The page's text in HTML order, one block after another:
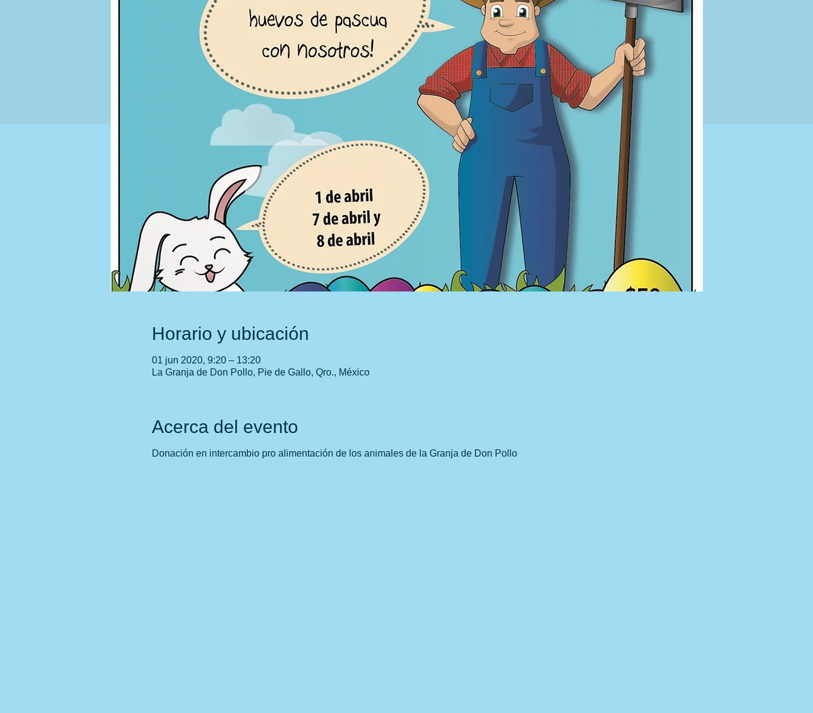
Horario y ubicación
01 jun 2020, 9:20 – 13:20
La Granja de Don Pollo, Pie de Gallo, Qro., México
Acerca del evento
Donación en intercambio pro alimentación de los animales de la Granja de Don Pollo